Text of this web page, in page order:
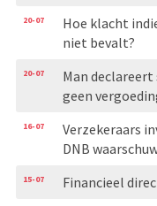
20-07
Hoe klacht
niet bevalt?
20-07
Man
geen
16-07
Verzekeraars
DNB
15-07 Financieel